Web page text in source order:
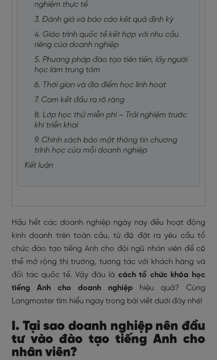
nghiệm thực tế
3. Đánh giá và báo cáo kết quả định kỳ
4. Giáo trình quốc tế kết hợp với nhu cầu
riêng của doanh nghiệp
5. Phương pháp đào tạo tiên tiến, lấy người
học làm trung tâm
6. Thời gian và địa điểm học linh hoạt
7. Cam kết đầu ra rõ ràng
8. Lớp học thử miễn phí – Trải nghiệm trước
khi triển khai
9. Chính sách bảo mật thông tin chương
trình học của mỗi doanh nghiệp
Kết luận
Hầu hết các doanh nghiệp ngày nay đều hoạt động
kinh doanh trên toàn cầu, từ đó đặt ra yêu cầu tổ
chức đào tạo tiếng Anh cho đội ngũ nhân viên để có
thể mở rộng thị trường, tương tác với khách hàng và
đối tác quốc tế. Vậy đâu là cách tổ chức khóa học
tiếng Anh cho doanh nghiệp hiệu quả? Cùng
Langmaster tìm hiểu ngay trong bài viết dưới đây nhé!
I. Tại sao doanh nghiệp nên đầu
tư vào đào tạo tiếng Anh cho
nhân viên?